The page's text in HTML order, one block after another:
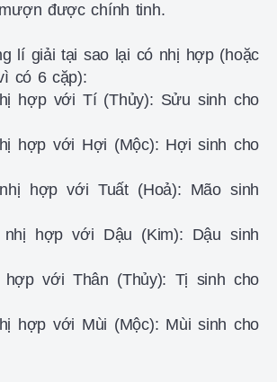
được chính tinh.
lí giải tại sao lại có nhị hợp (hoặc
có 6 cặp):
hợp với Tí (Thủy): Sửu sinh cho
hợp với Hợi (Mộc): Hợi sinh cho
hợp với Tuất (Hoả): Mão sinh
hợp với Dậu (Kim): Dậu sinh
với Thân (Thủy): Tị sinh cho
hợp với Mùi (Mộc): Mùi sinh cho